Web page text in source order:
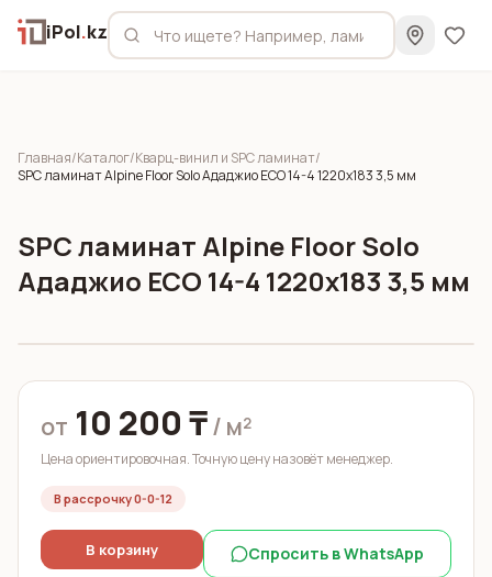
iPol.kz
Главная/Каталог/Кварц-винил и SPC ламинат/
SPC ламинат Alpine Floor Solo Ададжио ЕСО 14-4 1220x183 3,5 мм
SPC ламинат Alpine Floor Solo
Ададжио ЕСО 14-4 1220x183 3,5 мм
от 10 200 ₸/ м²
Цена ориентировочная. Точную цену назовёт менеджер.
В рассрочку 0-0-12
В корзину Спросить в WhatsApp